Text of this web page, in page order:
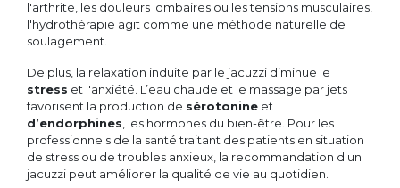
l'arthrite, les douleurs lombaires ou les tensions musculaires,
l'hydrothérapie agit comme une méthode naturelle de
soulagement.
De plus, la relaxation induite par le jacuzzi diminue le
stress et l'anxiété. L’eau chaude et le massage par jets
favorisent la production de sérotonine et
d’endorphines , les hormones du bien-être. Pour les
professionnels de la santé traitant des patients en situation
de stress ou de troubles anxieux, la recommandation d'un
jacuzzi peut améliorer la qualité de vie au quotidien.